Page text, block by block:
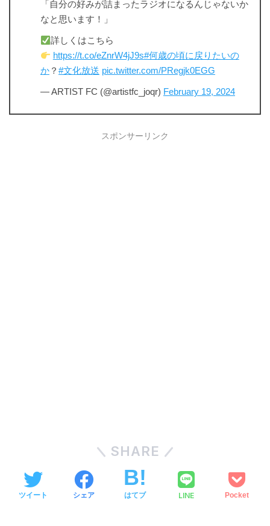
「自分の好みが詰まったラジオになるんじゃないか
なと思います！」
詳しくはこちら
https://t.co/eZnrW4jJ9s#何歳の頃に戻りたいの
か ？ #文化放送 pic.twitter.com/PRegjk0EGG
— ARTIST FC (@artistfc_joqr) February 19, 2024
スポンサーリンク
SHARE
ツイート シェア はてブ LINE Pocket